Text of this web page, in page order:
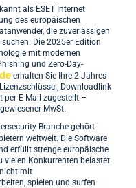
als ESET Internet
des europäischen
die zuverlässigen
Die 2025er Edition
mit modernen
und Zero-Day-
erhalten Sie Ihre 2-Jahres-
Downloadlink
E-Mail zugestellt –
MwSt.
Branche gehört
weltweit. Die Software
erfüllt strenge europäische
vielen Konkurrenten belastet
nicht mit
spielen und surfen